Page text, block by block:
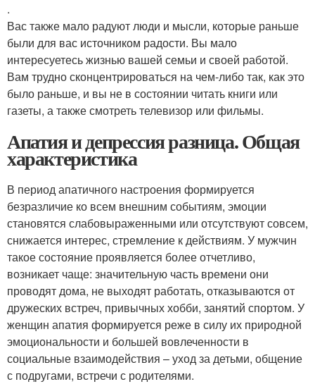
.
Вас также мало радуют люди и мысли, которые раньше
были для вас источником радости. Вы мало
интересуетесь жизнью вашей семьи и своей работой.
Вам трудно сконцентрироваться на чем-либо так, как это
было раньше, и вы не в состоянии читать книги или
газеты, а также смотреть телевизор или фильмы.
Апатия и депрессия разница. Общая
характеристика
В период апатичного настроения формируется
безразличие ко всем внешним событиям, эмоции
становятся слабовыраженными или отсутствуют совсем,
снижается интерес, стремление к действиям. У мужчин
такое состояние проявляется более отчетливо,
возникает чаще: значительную часть времени они
проводят дома, не выходят работать, отказываются от
дружеских встреч, привычных хобби, занятий спортом. У
женщин апатия формируется реже в силу их природной
эмоциональности и большей вовлеченности в
социальные взаимодействия – уход за детьми, общение
с подругами, встречи с родителями.